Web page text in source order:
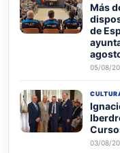
Más
de
05/08/
03/08/